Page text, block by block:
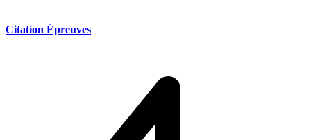
Citation Épreuves